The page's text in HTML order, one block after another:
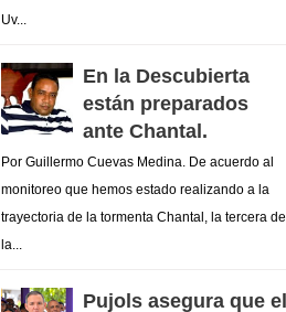
Uv...
En la Descubierta
están preparados
ante Chantal.
Por Guillermo Cuevas Medina. De acuerdo al
monitoreo que hemos estado realizando a la
trayectoria de la tormenta Chantal, la tercera de
la...
Pujols asegura que el